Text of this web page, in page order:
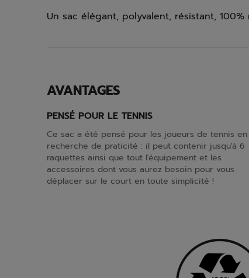
Un sac élégant, polyvalent, résistant,
AVANTAGES
PENSÉ POUR LE TENNIS
Ce sac a été pensé pour les joueurs de tennis en
recherche de praticité : il peut contenir jusqu'à 6
raquettes ainsi que tout l'équipement et les
accessoires dont vous aurez besoin pour vous
déplacer sur le court en toute simplicité !